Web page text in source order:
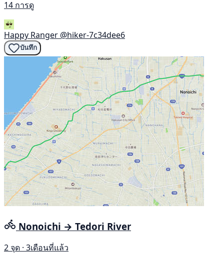
14 การดู
Happy Ranger @hiker-7c34dee6
บันทึก
Nonoichi → Tedori River
2 จุด · 3เดือนที่แล้ว